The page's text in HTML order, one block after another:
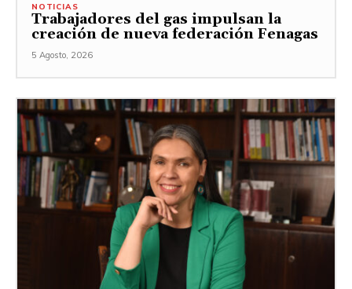
NOTICIAS
Trabajadores del gas impulsan la
creación de nueva federación Fenagas
5 Agosto, 2026